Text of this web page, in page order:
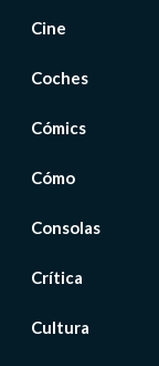
Cine
Coches
Cómics
Cómo
Consolas
Crítica
Cultura